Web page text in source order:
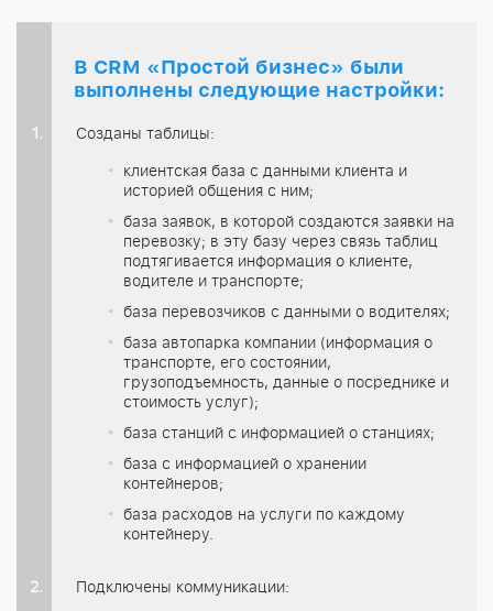
В CRM «Простой бизнес» были
выполнены следующие настройки:
Созданы таблицы:
клиентская база с данными клиента и
историей общения с ним;
база заявок, в которой создаются заявки на
перевозку; в эту базу через связь таблиц
подтягивается информация о клиенте,
водителе и транспорте;
база перевозчиков с данными о водителях;
база автопарка компании (информация о
транспорте, его состоянии,
грузоподъемность, данные о посреднике и
стоимость услуг);
база станций с информацией о станциях;
база с информацией о хранении
контейнеров;
база расходов на услуги по каждому
контейнеру.
Подключены коммуникации: